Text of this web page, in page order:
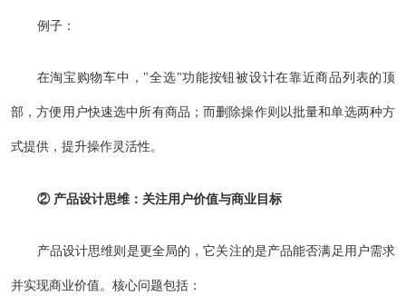
例子：
在淘宝购物车中，"全选"功能按钮被设计在靠近商品列表的顶
部，方便用户快速选中所有商品；而删除操作则以批量和单选两种方
式提供，提升操作灵活性。
② 产品设计思维：关注用户价值与商业目标
产品设计思维则是更全局的，它关注的是产品能否满足用户需求
并实现商业价值。核心问题包括：